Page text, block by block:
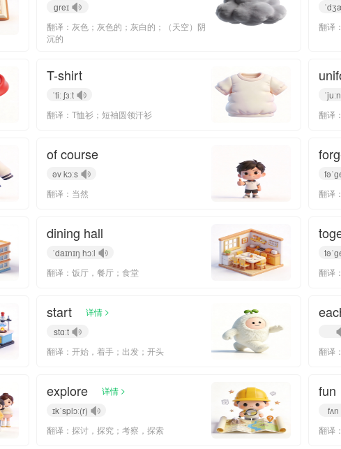
ɡreɪ
翻译：灰色；灰色的；灰白的；（天空）阴
沉的
翻译
T-shirt
ˈtiː ʃɜːt
翻译：T恤衫；短袖圆领汗衫
翻译
of course
əv kɔːs
翻译：当然
翻译
dining hall
ˈdaɪnɪŋ hɔːl
翻译：饭厅，餐厅；食堂
翻译
start 详情 >
stɑːt
翻译：开始，着手；出发；开头
翻译
explore 详情 >
ɪkˈsplɔː(r)
翻译：探讨，探究；考察，探索
fun
fʌn
翻译